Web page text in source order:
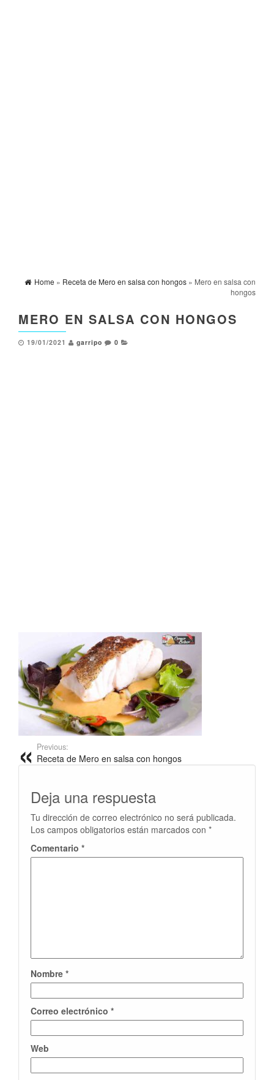
Home » Receta de Mero en salsa con hongos » Mero en salsa con
hongos
MERO EN SALSA CON HONGOS
19/01/2021 garripo 0
Previous:
Receta de Mero en salsa con hongos
Deja una respuesta
Tu dirección de correo electrónico no será publicada.
Los campos obligatorios están marcados con *
Comentario *
Nombre *
Correo electrónico *
Web